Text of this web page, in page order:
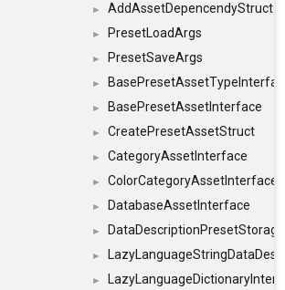
► AddAssetDepencendyStruct
► PresetLoadArgs
► PresetSaveArgs
► BasePresetAssetTypeInterface
► BasePresetAssetInterface
► CreatePresetAssetStruct
► CategoryAssetInterface
► ColorCategoryAssetInterface
► DatabaseAssetInterface
►
►
►